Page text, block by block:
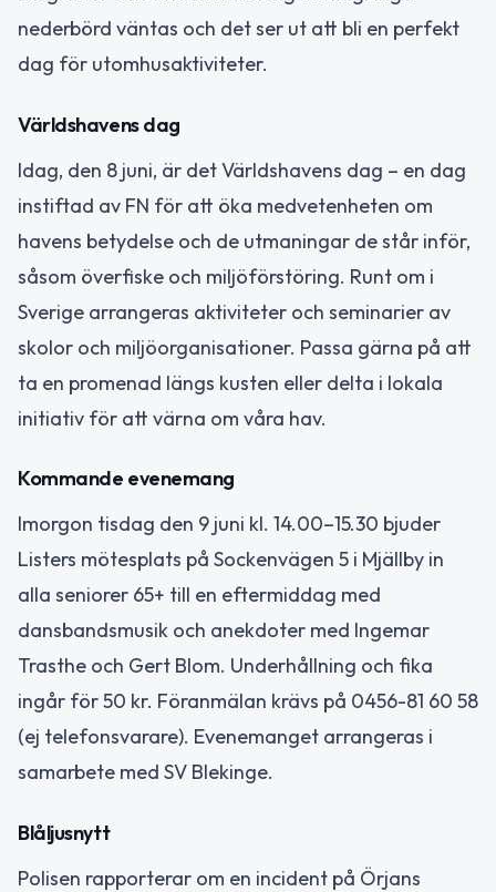
nederbörd väntas och det ser ut att bli en perfekt
dag för utomhusaktiviteter.
Världshavens dag
Idag, den 8 juni, är det Världshavens dag – en dag
instiftad av FN för att öka medvetenheten om
havens betydelse och de utmaningar de står inför,
såsom överfiske och miljöförstöring. Runt om i
Sverige arrangeras aktiviteter och seminarier av
skolor och miljöorganisationer. Passa gärna på att
ta en promenad längs kusten eller delta i lokala
initiativ för att värna om våra hav.
Kommande evenemang
Imorgon tisdag den 9 juni kl. 14.00–15.30 bjuder
Listers mötesplats på Sockenvägen 5 i Mjällby in
alla seniorer 65+ till en eftermiddag med
dansbandsmusik och anekdoter med Ingemar
Trasthe och Gert Blom. Underhållning och fika
ingår för 50 kr. Föranmälan krävs på 0456-81 60 58
(ej telefonsvarare). Evenemanget arrangeras i
samarbete med SV Blekinge.
Blåljusnytt
Polisen rapporterar om en incident på Örjans